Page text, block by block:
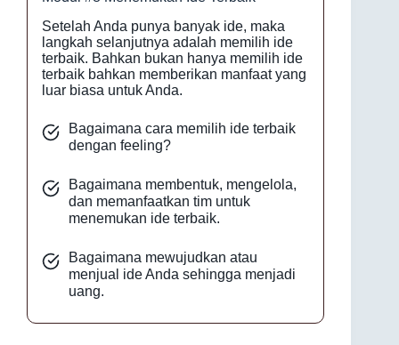
Setelah Anda punya banyak ide, maka
langkah selanjutnya adalah memilih ide
terbaik. Bahkan bukan hanya memilih ide
terbaik bahkan memberikan manfaat yang
luar biasa untuk Anda.
Bagaimana cara memilih ide terbaik
dengan feeling?
Bagaimana membentuk, mengelola,
dan memanfaatkan tim untuk
menemukan ide terbaik.
Bagaimana mewujudkan atau
menjual ide Anda sehingga menjadi
uang.